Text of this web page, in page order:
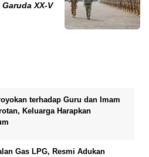
XX-V
terhadap Guru dan Imam
Keluarga Harapkan
Gas LPG, Resmi Adukan